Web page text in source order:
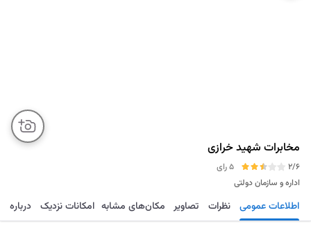
مخابرات شهید خرازی
2/6
5 رای
اداره و سازمان دولتی
مسیریابی ذخیره ارسال اطلاعات عمومی نظرات تصاویر مکان‌های مشابه امکانات نزدیک درباره